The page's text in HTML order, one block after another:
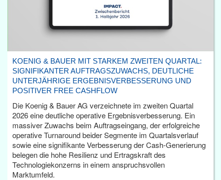
KOENIG & BAUER MIT STARKEM ZWEITEN QUARTAL:
SIGNIFIKANTER AUFTRAGSZUWACHS, DEUTLICHE
UNTERJÄHRIGE ERGEBNISVERBESSERUNG UND
POSITIVER FREE CASHFLOW
Die Koenig & Bauer AG verzeichnete im zweiten Quartal
2026 eine deutliche operative Ergebnisverbesserung. Ein
massiver Zuwachs beim Auftragseingang, der erfolgreiche
operative Turnaround beider Segmente im Quartalsverlauf
sowie eine signifikante Verbesserung der Cash-Generierung
belegen die hohe Resilienz und Ertragskraft des
Technologiekonzerns in einem anspruchsvollen
Marktumfeld.